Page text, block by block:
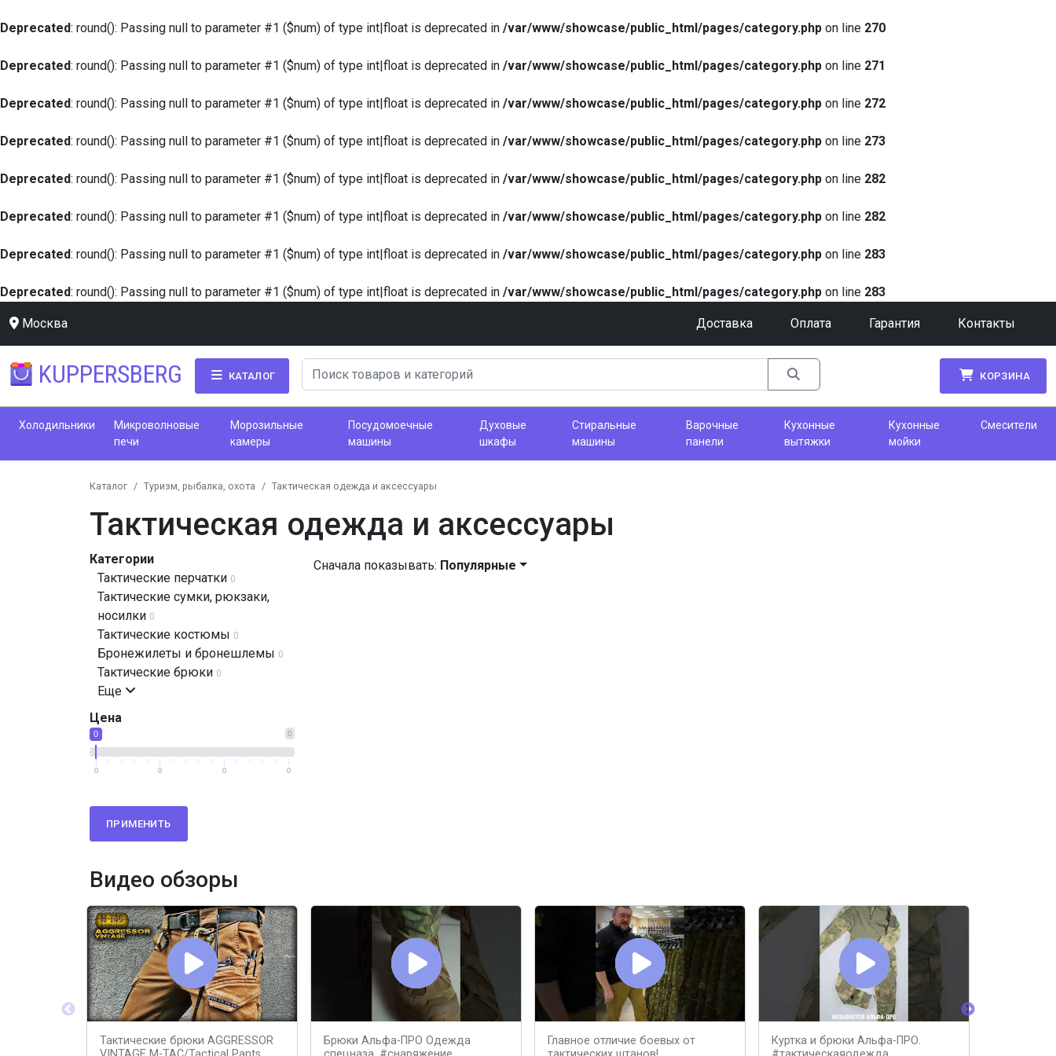
Deprecated: round(): Passing null to parameter #1 ($num) of type int|float is deprecated in /var/www/showcase/public_html/pages/category.php on line 270
Deprecated: round(): Passing null to parameter #1 ($num) of type int|float is deprecated in /var/www/showcase/public_html/pages/category.php on line 271
Deprecated: round(): Passing null to parameter #1 ($num) of type int|float is deprecated in /var/www/showcase/public_html/pages/category.php on line 272
Deprecated: round(): Passing null to parameter #1 ($num) of type int|float is deprecated in /var/www/showcase/public_html/pages/category.php on line 273
Deprecated: round(): Passing null to parameter #1 ($num) of type int|float is deprecated in /var/www/showcase/public_html/pages/category.php on line 282
Deprecated: round(): Passing null to parameter #1 ($num) of type int|float is deprecated in /var/www/showcase/public_html/pages/category.php on line 282
Deprecated: round(): Passing null to parameter #1 ($num) of type int|float is deprecated in /var/www/showcase/public_html/pages/category.php on line 283
Deprecated: round(): Passing null to parameter #1 ($num) of type int|float is deprecated in /var/www/showcase/public_html/pages/category.php on line 283
Москва Доставка Оплата Гарантия Контакты
KUPPERSBERG КАТАЛОГ КОРЗИНА
Холодильники
Микроволновые
печи
Морозильные
камеры
Посудомоечные
машины
Духовые
шкафы
Стиральные
машины
Варочные
панели
Кухонные
вытяжки
Кухонные
мойки
Смесители
Каталог Туризм, рыбалка, охота Тактическая одежда и аксессуары
Тактическая одежда и аксессуары
Категории
Тактические перчатки 0
Тактические сумки, рюкзаки,
носилки 0
Тактические костюмы 0
Бронежилеты и бронешлемы 0
Тактические брюки 0
Еще
Цена
0
0
0 0 0 0
ПРИМЕНИТЬ
Сначала показывать: Популярные
Видео обзоры
Тактические брюки AGGRESSOR
Брюки Альфа-ПРО Одежда
Главное отличие боевых от
Куртка и брюки Альфа-ПРО.